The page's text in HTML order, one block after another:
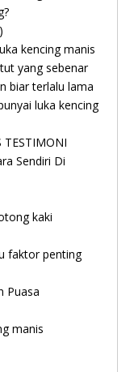
kencing manis
yang sebenar
biar terlalu lama
luka kencing
TESTIMONI
Sendiri Di
kaki
faktor penting
Puasa
manis